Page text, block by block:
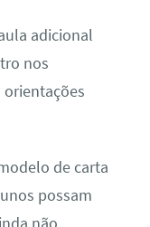
adicional
nos
de carta
possam